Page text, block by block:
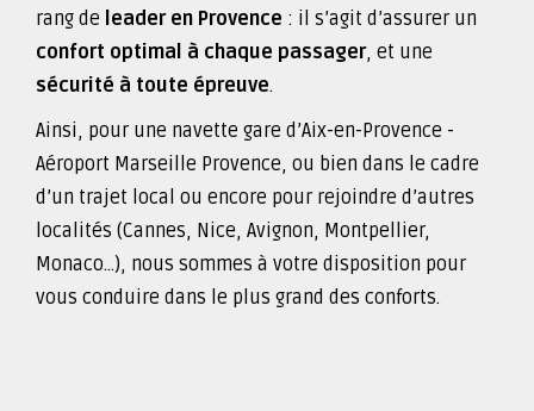
rang de leader en Provence : il s’agit d’assurer un
confort optimal à chaque passager, et une
sécurité à toute épreuve.
Ainsi, pour une navette gare d’Aix-en-Provence -
Aéroport Marseille Provence, ou bien dans le cadre
d’un trajet local ou encore pour rejoindre d’autres
localités (Cannes, Nice, Avignon, Montpellier,
Monaco...), nous sommes à votre disposition pour
vous conduire dans le plus grand des conforts.